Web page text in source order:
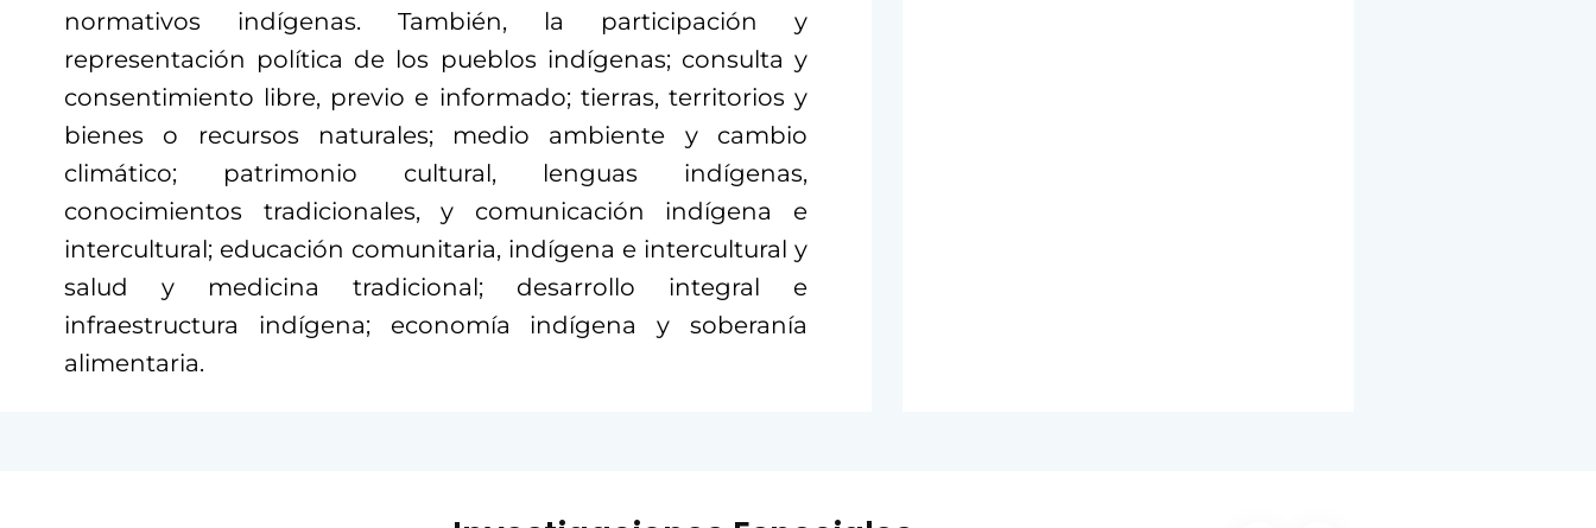
normativos indígenas. También, la participación y
representación política de los pueblos indígenas; consulta y
consentimiento libre, previo e informado; tierras, territorios y
bienes o recursos naturales; medio ambiente y cambio
climático; patrimonio cultural, lenguas indígenas,
conocimientos tradicionales, y comunicación indígena e
intercultural; educación comunitaria, indígena e intercultural y
salud y medicina tradicional; desarrollo integral e
infraestructura indígena; economía indígena y soberanía
alimentaria.